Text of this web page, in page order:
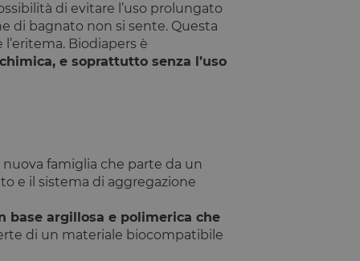
di evitare l’uso prolungato
di bagnato non si sente. Questa
Biodiapers è
e soprattutto senza l’uso
nuova famiglia che parte da un
e il sistema di aggregazione
base argillosa e polimerica che
di un materiale biocompatibile
per
ha una durata
al sito avranno
che possano
per
È
funzioni